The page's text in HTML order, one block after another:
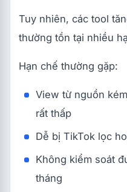
Tuy nhiên, các tool
thường tồn tại nhiều
Hạn chế thường gặp:
View từ nguồn
rất thấp
Dễ bị TikTok lọc
Không kiểm soát
tháng